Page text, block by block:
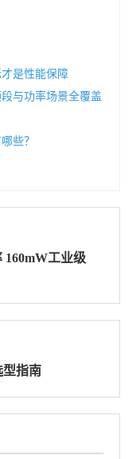
是性能保障
与功率场景全覆盖
些？
160mW工业级
型指南